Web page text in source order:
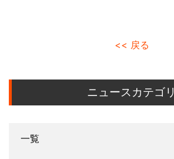
<< 戻る
ニュースカテゴリ
一覧